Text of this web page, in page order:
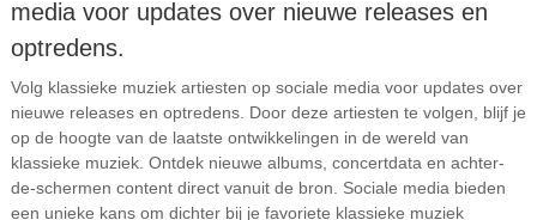
media voor updates over nieuwe releases en
optredens.
Volg klassieke muziek artiesten op sociale media voor updates over
nieuwe releases en optredens. Door deze artiesten te volgen, blijf je
op de hoogte van de laatste ontwikkelingen in de wereld van
klassieke muziek. Ontdek nieuwe albums, concertdata en achter-
de-schermen content direct vanuit de bron. Sociale media bieden
een unieke kans om dichter bij je favoriete klassieke muziek